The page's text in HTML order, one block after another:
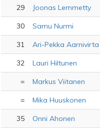
29 Joonas Lemmetty
30 Samu Nurmi
31 Ari-Pekka Aarnivirta
32 Lauri Hiltunen
= Markus Viitanen
= Mika Huuskonen
35 Onni Ahonen